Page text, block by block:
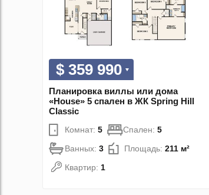
$ 359 990
Планировка виллы или дома
«House» 5 спален в ЖК Spring Hill
Classic
Комнат: 5 Спален: 5
Ванных: 3 Площадь: 211 м²
Квартир: 1